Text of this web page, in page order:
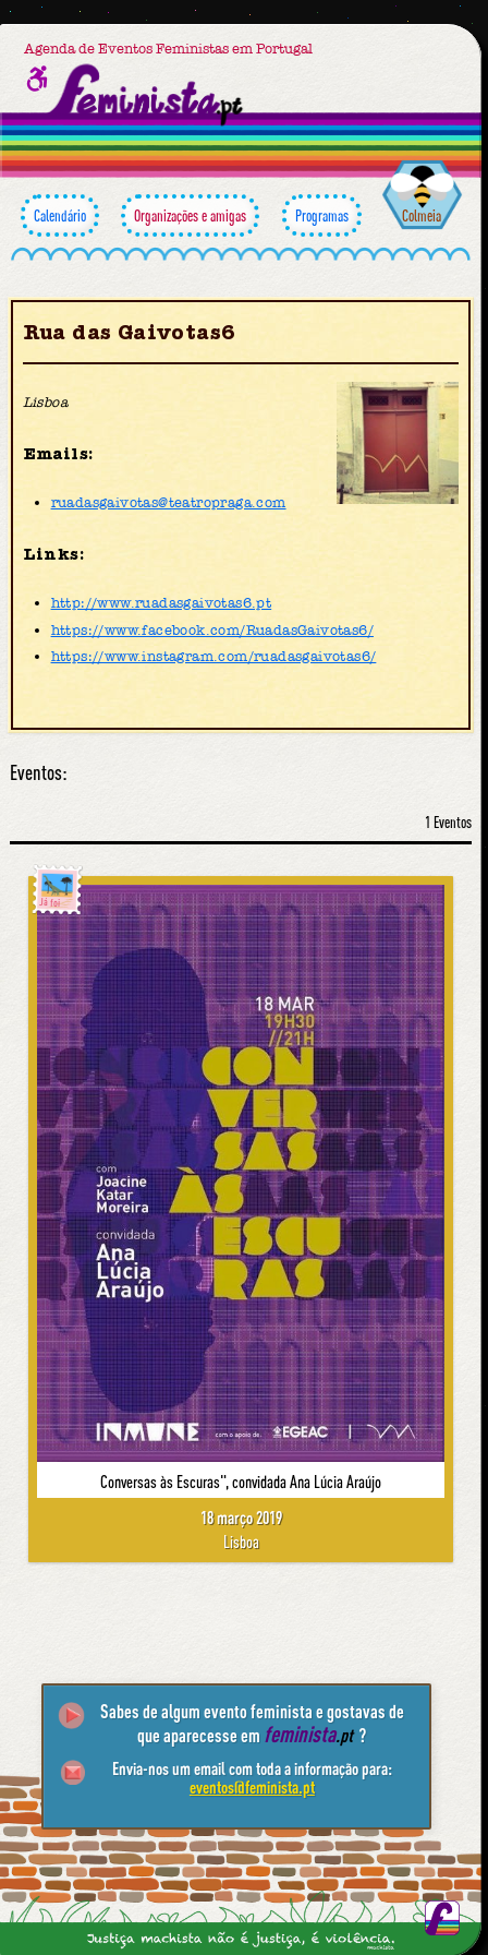
Agenda de Eventos Feministas em Portugal
Calendário Organizações e amigas Programas Colmeia
Rua das Gaivotas6
Lisboa
Emails:
ruadasgaivotas@teatropraga.com
Links:
http://www.ruadasgaivotas6.pt
https://www.facebook.com/RuadasGaivotas6/
https://www.instagram.com/ruadasgaivotas6/
Eventos:
1 Eventos
Já foi
Conversas às Escuras", convidada Ana Lúcia Araújo
18 março 2019
Lisboa
Sabes de algum evento feminista e gostavas de
que aparecesse em feminista.pt ?
Envia-nos um email com toda a informação para:
eventos@feminista.pt